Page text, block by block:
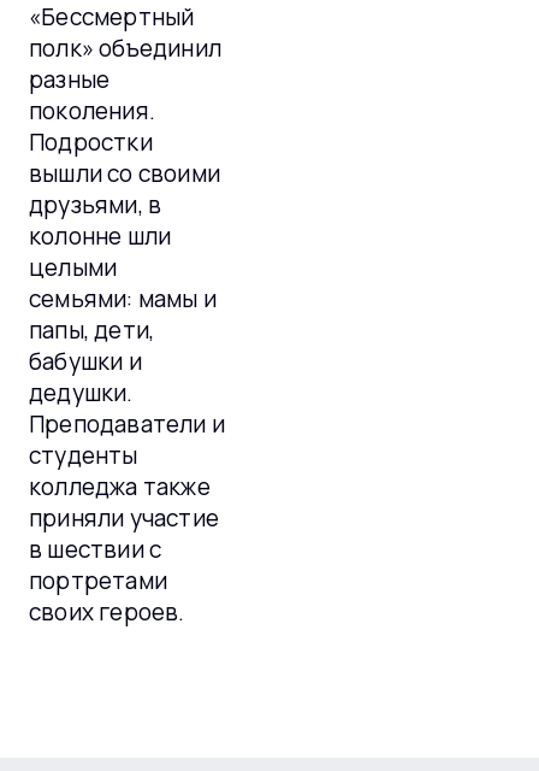
«Бессмертный
полк» объединил
разные
поколения.
Подростки
вышли со своими
друзьями, в
колонне шли
целыми
семьями: мамы и
папы, дети,
бабушки и
дедушки.
Преподаватели и
студенты
колледжа также
приняли участие
в шествии с
портретами
своих героев.